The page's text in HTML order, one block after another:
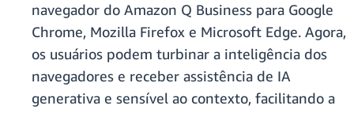
navegador do Amazon Q Business para Google
Chrome, Mozilla Firefox e Microsoft Edge. Agora,
os usuários podem turbinar a inteligência dos
navegadores e receber assistência de IA
generativa e sensível ao contexto, facilitando a